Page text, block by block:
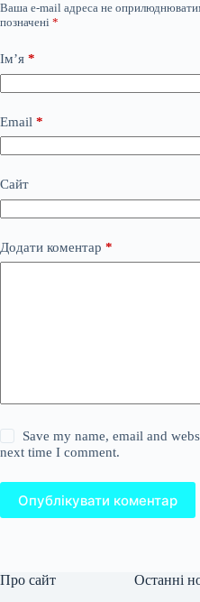
Ваша e-mail адреса не
позначені *
Ім’я *
Email *
Сайт
Додати коментар *
Save my name, email and
next time I comment.
Опублікувати коментар
Про сайт Останні